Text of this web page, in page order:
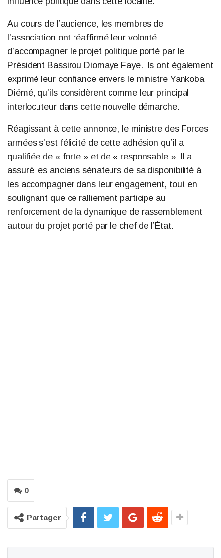
Au cours de l’audience, les membres de
l’association ont réaffirmé leur volonté
d’accompagner le projet politique porté par le
Président Bassirou Diomaye Faye. Ils ont également
exprimé leur confiance envers le ministre Yankoba
Diémé, qu’ils considèrent comme leur principal
interlocuteur dans cette nouvelle démarche.
Réagissant à cette annonce, le ministre des Forces
armées s’est félicité de cette adhésion qu’il a
qualifiée de « forte » et de « responsable ». Il a
assuré les anciens sénateurs de sa disponibilité à
les accompagner dans leur engagement, tout en
soulignant que ce ralliement participe au
renforcement de la dynamique de rassemblement
autour du projet porté par le chef de l’État.
0
Partager